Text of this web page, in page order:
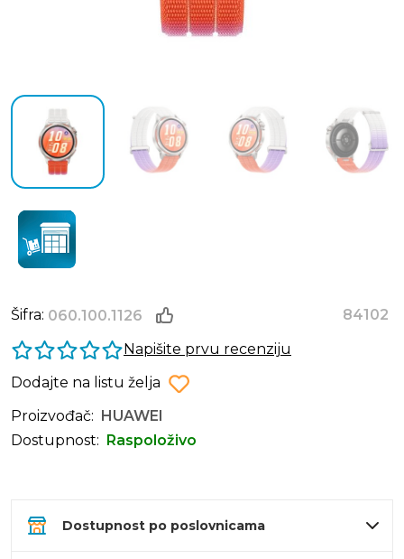
Šifra: 060.100.1126
84102
Napišite prvu recenziju
Dodajte na listu želja
Proizvođač:
HUAWEI
Dostupnost:
Raspoloživo
Dostupnost po poslovnicama